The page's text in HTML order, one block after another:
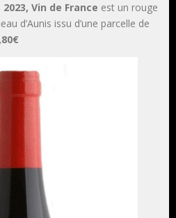
, Vin de France est un rouge
d’Aunis issu d’une parcelle de